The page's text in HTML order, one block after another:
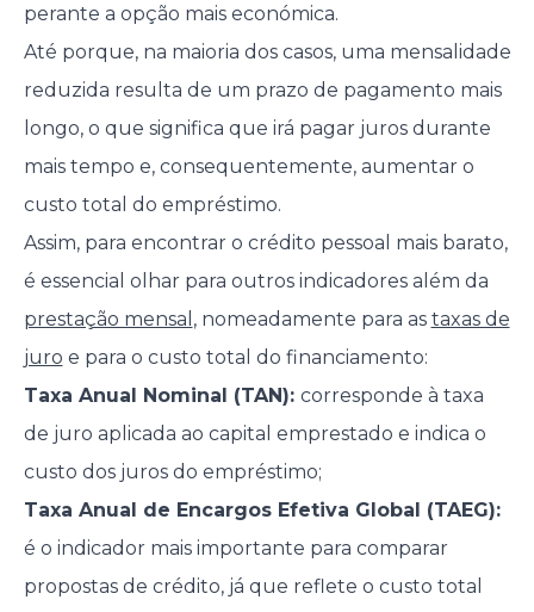
perante a opção mais económica.
Até porque, na maioria dos casos, uma mensalidade
reduzida resulta de um prazo de pagamento mais
longo, o que significa que irá pagar juros durante
mais tempo e, consequentemente, aumentar o
custo total do empréstimo.
Assim, para encontrar o crédito pessoal mais barato,
é essencial olhar para outros indicadores além da
prestação mensal , nomeadamente para as taxas de
juro e para o custo total do financiamento:
Taxa Anual Nominal (TAN): corresponde à taxa
de juro aplicada ao capital emprestado e indica o
custo dos juros do empréstimo;
Taxa Anual de Encargos Efetiva Global (TAEG):
é o indicador mais importante para comparar
propostas de crédito, já que reflete o custo total